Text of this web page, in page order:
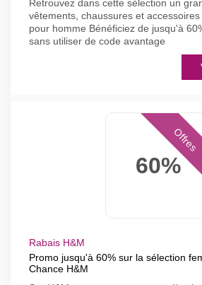
Retrouvez dans cette sélection un
vêtements, chaussures et
pour homme Bénéficiez de jusqu'à
sans utiliser de code avantage
60%
Offres
Rabais H&M
Promo jusqu'à 60% sur la sélection
Chance H&M